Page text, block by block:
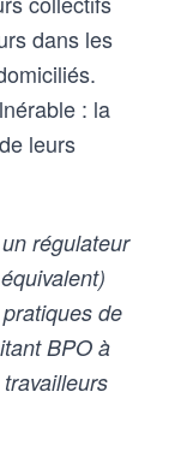
dans les
: la
leurs
régulateur
de
BPO à